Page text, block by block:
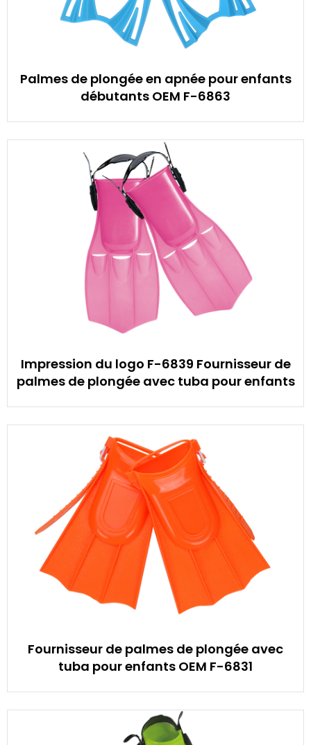
Palmes de plongée en apnée pour enfants
débutants OEM F-6863
Impression du logo F-6839 Fournisseur de
palmes de plongée avec tuba pour enfants
Fournisseur de palmes de plongée avec
tuba pour enfants OEM F-6831